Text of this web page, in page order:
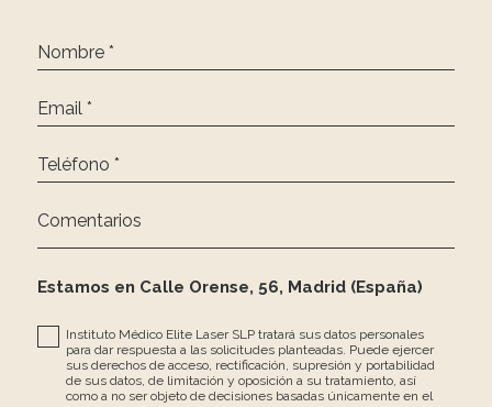
Nombre *
Email *
Teléfono *
Comentarios
Estamos en Calle Orense, 56, Madrid (España)
Instituto Médico Elite Laser SLP tratará sus datos personales
para dar respuesta a las solicitudes planteadas. Puede ejercer
sus derechos de acceso, rectificación, supresión y portabilidad
de sus datos, de limitación y oposición a su tratamiento, así
como a no ser objeto de decisiones basadas únicamente en el